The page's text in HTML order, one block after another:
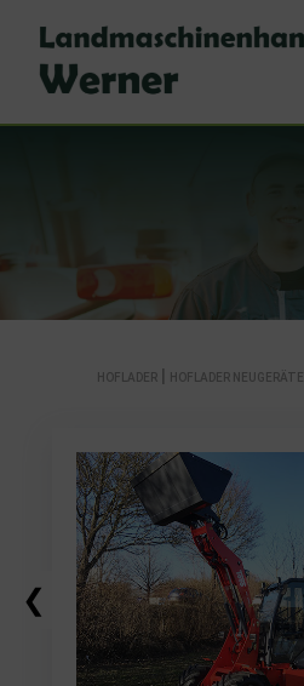
HOFLADER| HOFLADER NEUGERÄTE
❮